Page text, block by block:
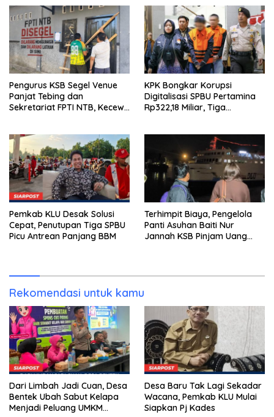
Pengurus KSB Segel Venue
Panjat Tebing dan
Sekretariat FPTI NTB, Kecewa
KPK Bongkar Korupsi
Digitalisasi SPBU Pertamina
Rp322,18 Miliar, Tiga
Pemkab KLU Desak Solusi
Cepat, Penutupan Tiga SPBU
Picu Antrean Panjang BBM
Terhimpit Biaya, Pengelola
Panti Asuhan Baiti Nur
Jannah KSB Pinjam Uang
Rekomendasi untuk kamu
Dari Limbah Jadi Cuan, Desa
Bentek Ubah Sabut Kelapa
Menjadi Peluang UMKM
Desa Baru Tak Lagi Sekadar
Wacana, Pemkab KLU Mulai
Siapkan Pj Kades